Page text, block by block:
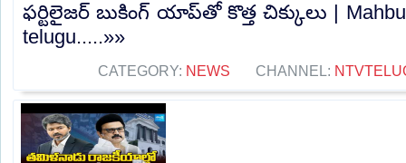
ఫర్టిలైజర్ బుకింగ్ యాప్‌తో కొత్త చిక్కులు |
telugu.....»»
CATEGORY: NEWS CHANNEL: